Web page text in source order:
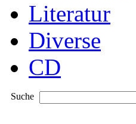
Literatur
Diverse
CD
Suche